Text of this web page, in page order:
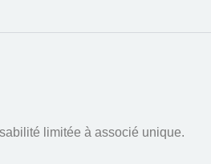
&
limitée à associé unique.